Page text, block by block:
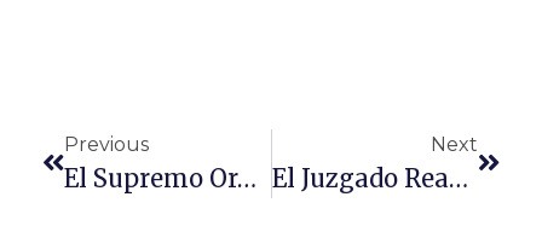
Previous
El Supremo Ordena Repetir Un Juicio Por Ausencia Del Informe Del Forense
Next
El Juzgado Reabre La Investigación Por Una Presunta Estafa Inmobiliaria En Mairena